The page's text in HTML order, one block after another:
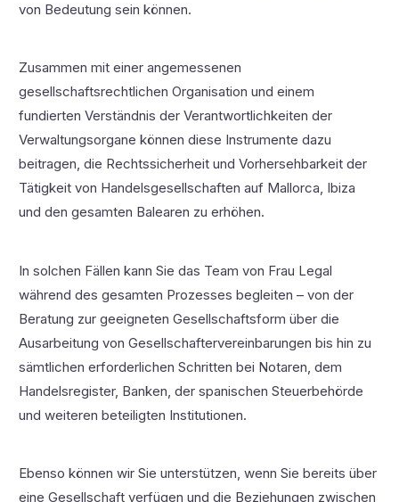
von Bedeutung sein können.
Zusammen mit einer angemessenen
gesellschaftsrechtlichen Organisation und einem
fundierten Verständnis der Verantwortlichkeiten der
Verwaltungsorgane können diese Instrumente dazu
beitragen, die Rechtssicherheit und Vorhersehbarkeit der
Tätigkeit von Handelsgesellschaften auf Mallorca, Ibiza
und den gesamten Balearen zu erhöhen.
In solchen Fällen kann Sie das Team von Frau Legal
während des gesamten Prozesses begleiten – von der
Beratung zur geeigneten Gesellschaftsform über die
Ausarbeitung von Gesellschaftervereinbarungen bis hin zu
sämtlichen erforderlichen Schritten bei Notaren, dem
Handelsregister, Banken, der spanischen Steuerbehörde
und weiteren beteiligten Institutionen.
Ebenso können wir Sie unterstützen, wenn Sie bereits über
eine Gesellschaft verfügen und die Beziehungen zwischen